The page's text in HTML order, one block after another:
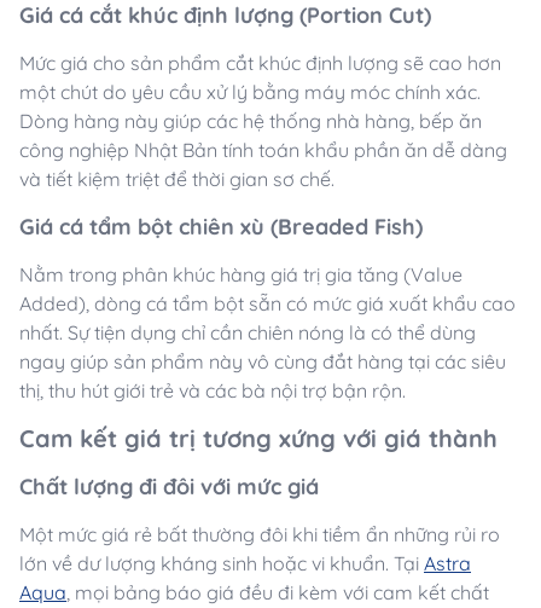
Giá cá cắt khúc định lượng (Portion Cut)
Mức giá cho sản phẩm cắt khúc định lượng sẽ cao hơn
một chút do yêu cầu xử lý bằng máy móc chính xác.
Dòng hàng này giúp các hệ thống nhà hàng, bếp ăn
công nghiệp Nhật Bản tính toán khẩu phần ăn dễ dàng
và tiết kiệm triệt để thời gian sơ chế.
Giá cá tẩm bột chiên xù (Breaded Fish)
Nằm trong phân khúc hàng giá trị gia tăng (Value
Added), dòng cá tẩm bột sẵn có mức giá xuất khẩu cao
nhất. Sự tiện dụng chỉ cần chiên nóng là có thể dùng
ngay giúp sản phẩm này vô cùng đắt hàng tại các siêu
thị, thu hút giới trẻ và các bà nội trợ bận rộn.
Cam kết giá trị tương xứng với giá thành
Chất lượng đi đôi với mức giá
Một mức giá rẻ bất thường đôi khi tiềm ẩn những rủi ro
lớn về dư lượng kháng sinh hoặc vi khuẩn. Tại Astra
Aqua, mọi bảng báo giá đều đi kèm với cam kết chất